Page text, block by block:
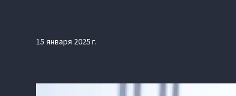
15 января 2025 г.